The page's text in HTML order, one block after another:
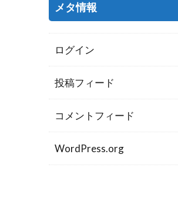
メタ情報
ログイン
投稿フィード
コメントフィード
WordPress.org